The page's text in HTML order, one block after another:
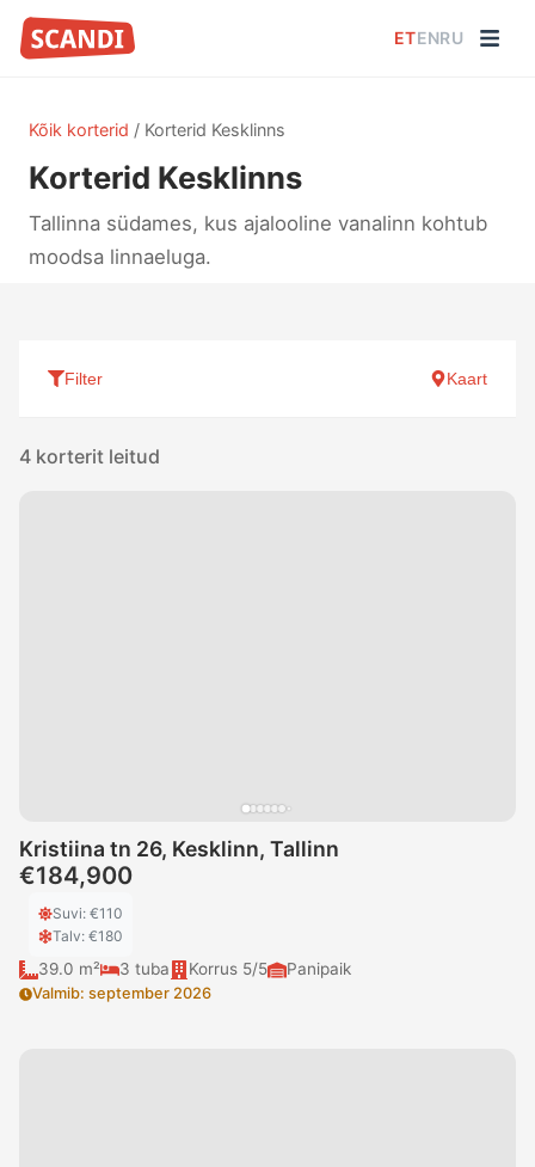
ETENRU
Kõik korterid / Korterid Kesklinns
Korterid Kesklinns
Tallinna südames, kus ajalooline vanalinn kohtub
moodsa linnaeluga.
Filter Kaart
4 korterit leitud
Kristiina tn 26, Kesklinn, Tallinn
€184,900
Suvi: €110
Talv: €180
39.0 m² 3 tuba Korrus 5/5 Panipaik
Valmib: september 2026